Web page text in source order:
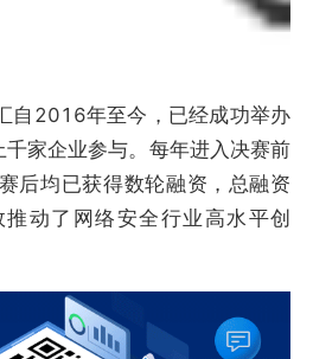
2016年至今，已经成功举办
家企业参与。每年进入决赛前
后均已获得数轮融资，总融资
动了网络安全行业高水平创